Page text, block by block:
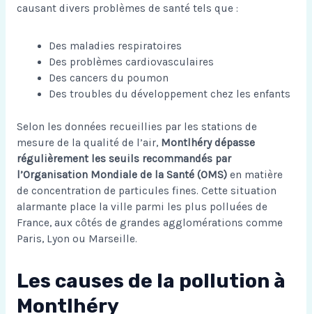
causant divers problèmes de santé tels que :
Des maladies respiratoires
Des problèmes cardiovasculaires
Des cancers du poumon
Des troubles du développement chez les enfants
Selon les données recueillies par les stations de
mesure de la qualité de l’air, Montlhéry dépasse
régulièrement les seuils recommandés par
l’Organisation Mondiale de la Santé (OMS)en matière
de concentration de particules fines. Cette situation
alarmante place la ville parmi les plus polluées de
France, aux côtés de grandes agglomérations comme
Paris, Lyon ou Marseille.
Les causes de la pollution à
Montlhéry